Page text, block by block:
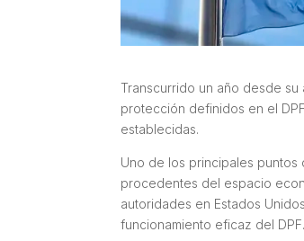
Transcurrido un año desde
protección definidos en el
establecidas.
Uno de los principales
procedentes del espacio
autoridades en Estados
funcionamiento eficaz del